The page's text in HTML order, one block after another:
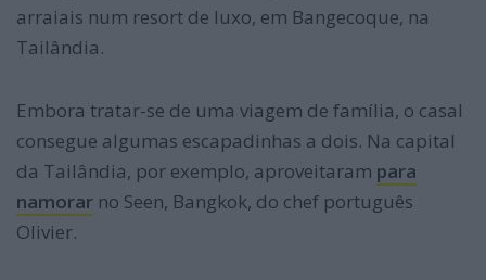
arraiais num resort de luxo, em Bangecoque, na
Tailândia.
Embora tratar-se de uma viagem de família, o casal
consegue algumas escapadinhas a dois. Na capital
da Tailândia, por exemplo, aproveitaram para
namorar no Seen, Bangkok, do chef português
Olivier.